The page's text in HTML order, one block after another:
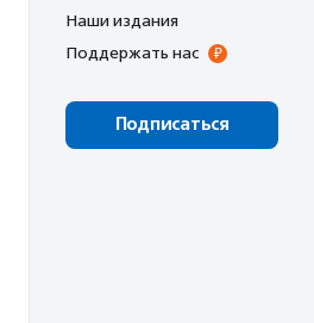
Наши издания
Поддержать нас
Подписаться